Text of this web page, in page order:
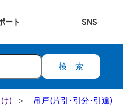
ート SNS
検索
) 吊戸(片引･引分･引違)